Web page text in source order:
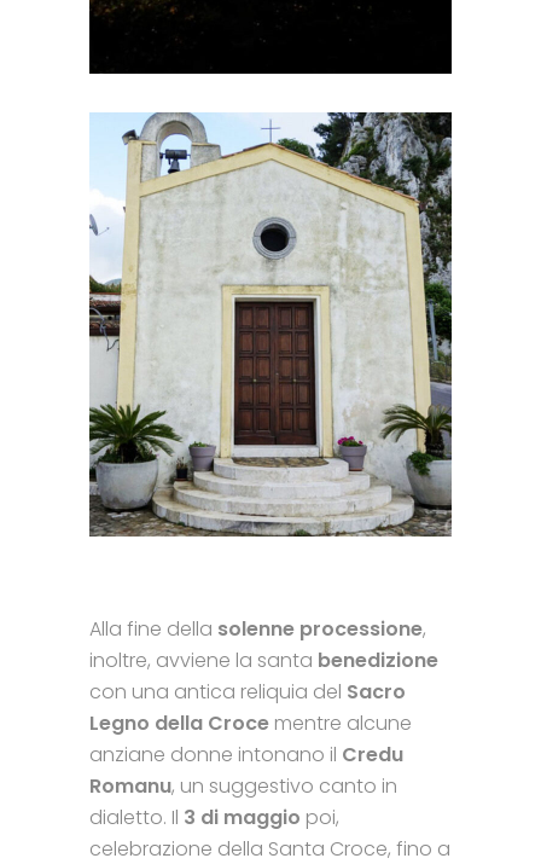
Alla fine della solenne processione,
inoltre, avviene la santa benedizione
con una antica reliquia del Sacro
Legno della Croce mentre alcune
anziane donne intonano il Credu
Romanu, un suggestivo canto in
dialetto. Il 3 di maggio poi,
celebrazione della Santa Croce, fino a